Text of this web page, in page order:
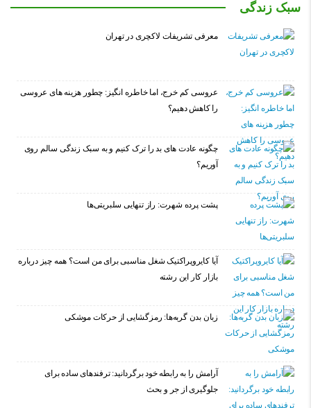
سبک زندگی
معرفی تشریفات لاکچری در تهران
عروسی کم خرج، اما خاطره انگیز: چطور هزینه های عروسی
را کاهش دهیم؟
چگونه عادت‌ های بد را ترک کنیم و به سبک زندگی سالم روی
آوریم؟
پشت پرده شهرت: راز تنهایی سلبریتی‌ها
آیا کایروپراکتیک شغل مناسبی برای من است؟ همه چیز درباره
بازار کار این رشته
زبان بدن گربه‌ها: رمزگشایی از حرکات موشکی
آرامش را به رابطه خود برگردانید: ترفندهای ساده برای
جلوگیری از جر و بحث